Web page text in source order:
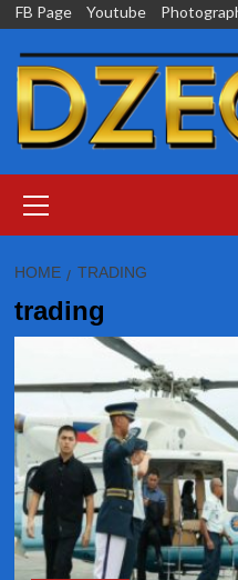
Skip
content
FB Page Youtube
Menu
HOME TRADING
trading